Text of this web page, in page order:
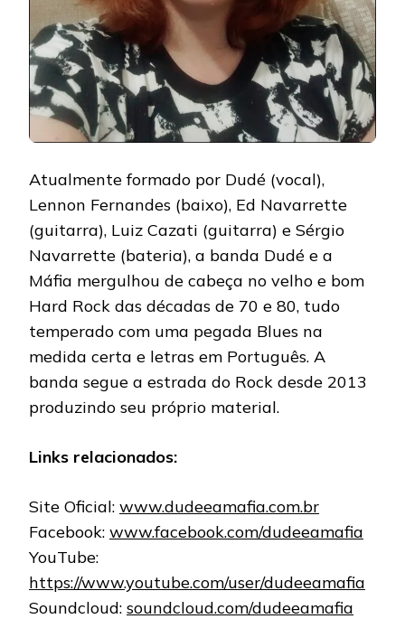
Atualmente formado por Dudé (vocal),
Lennon Fernandes (baixo), Ed Navarrette
(guitarra), Luiz Cazati (guitarra) e Sérgio
Navarrette (bateria), a banda Dudé e a
Máfia mergulhou de cabeça no velho e bom
Hard Rock das décadas de 70 e 80, tudo
temperado com uma pegada Blues na
medida certa e letras em Português. A
banda segue a estrada do Rock desde 2013
produzindo seu próprio material.
Links relacionados:
Site Oficial: www.dudeeamafia.com.br
Facebook: www.facebook.com/dudeeamafia
YouTube:
https://www.youtube.com/user/dudeeamafia
Soundcloud: soundcloud.com/dudeeamafia